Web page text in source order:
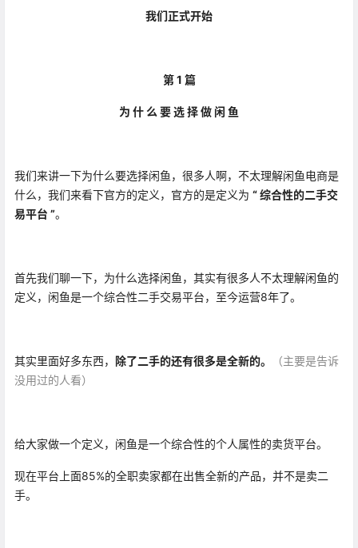
我们正式开始
第 1 篇
为 什 么 要 选 择 做 闲 鱼
我们来讲一下为什么要选择闲鱼，很多人啊，不太理解闲鱼电商是
什么，我们来看下官方的定义，官方的是定义为 “综合性的二手交
易平台 ”。
首先我们聊一下，为什么选择闲鱼，其实有很多人不太理解闲鱼的
定义，闲鱼是一个综合性二手交易平台，至今运营8年了。
其实里面好多东西， 除了二手的还有很多是全新的。
（主要是告诉
没用过的人看）
给大家做一个定义， 闲鱼是一个综合性的个人属性的卖货平台。
现在平台 上面85%的全职卖家都在出售全新的产品，并不是卖二
手。